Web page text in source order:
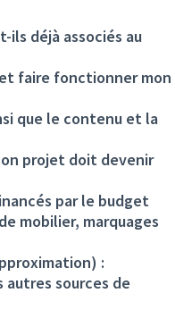
ils déjà associés au
faire fonctionner mon
que le contenu et la
projet doit devenir
par le budget
mobilier, marquages
:
autres sources de